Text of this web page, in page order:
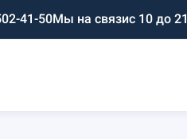
41-50Мы на связис 10 до 21